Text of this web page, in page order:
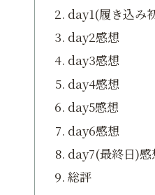
day1(履き込み
day2感想
day3感想
day4感想
day5感想
day6感想
day7(最終日)感
総評